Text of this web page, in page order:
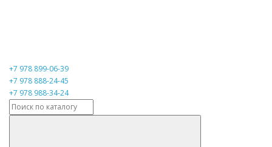
+7 978 899-06-39
+7 978 888-24-45
+7 978 988-34-24